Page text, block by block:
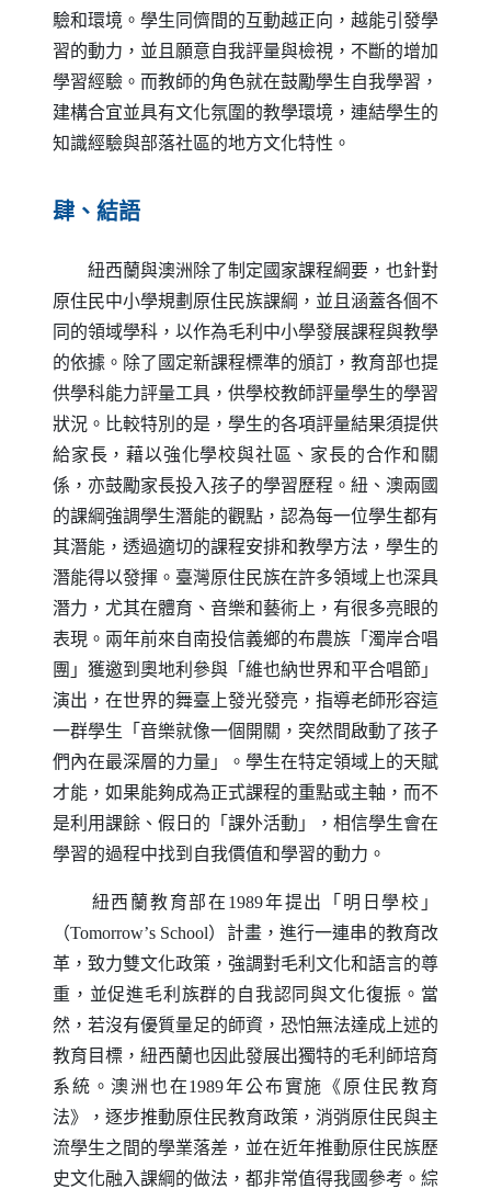
驗和環境。學生同儕間的互動越正向，越能引發學
習的動力，並且願意自我評量與檢視，不斷的增加
學習經驗。而教師的角色就在鼓勵學生自我學習，
建構合宜並具有文化氛圍的教學環境，連結學生的
知識經驗與部落社區的地方文化特性。
肆、結語
紐西蘭與澳洲除了制定國家課程綱要，也針對
原住民中小學規劃原住民族課綱，並且涵蓋各個不
同的領域學科，以作為毛利中小學發展課程與教學
的依據。除了國定新課程標準的頒訂，教育部也提
供學科能力評量工具，供學校教師評量學生的學習
狀況。比較特別的是，學生的各項評量結果須提供
給家長，藉以強化學校與社區、家長的合作和關
係，亦鼓勵家長投入孩子的學習歷程。紐、澳兩國
的課綱強調學生潛能的觀點，認為每一位學生都有
其潛能，透過適切的課程安排和教學方法，學生的
潛能得以發揮。臺灣原住民族在許多領域上也深具
潛力，尤其在體育、音樂和藝術上，有很多亮眼的
表現。兩年前來自南投信義鄉的布農族「濁岸合唱
團」獲邀到奧地利參與「維也納世界和平合唱節」
演出，在世界的舞臺上發光發亮，指導老師形容這
一群學生「音樂就像一個開關，突然間啟動了孩子
們內在最深層的力量」。學生在特定領域上的天賦
才能，如果能夠成為正式課程的重點或主軸，而不
是利用課餘、假日的「課外活動」，相信學生會在
學習的過程中找到自我價值和學習的動力。
紐西蘭教育部在1989年提出「明日學校」
（Tomorrow’s School）計畫，進行一連串的教育改
革，致力雙文化政策，強調對毛利文化和語言的尊
重，並促進毛利族群的自我認同與文化復振。當
然，若沒有優質量足的師資，恐怕無法達成上述的
教育目標，紐西蘭也因此發展出獨特的毛利師培育
系統。澳洲也在1989年公布實施《原住民教育
法》，逐步推動原住民教育政策，消弰原住民與主
流學生之間的學業落差，並在近年推動原住民族歷
史文化融入課綱的做法，都非常值得我國參考。綜